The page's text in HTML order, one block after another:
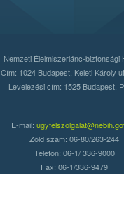
Nemzeti Élelmiszerlánc-biztonsági
Cím: 1024 Budapest, Keleti Károly
Levelezési cím: 1525 Budapest.
E-mail:
Zöld szám: 06-80/263-244
Telefon: 06-1/ 336-9000
Fax: 06-1/336-9479